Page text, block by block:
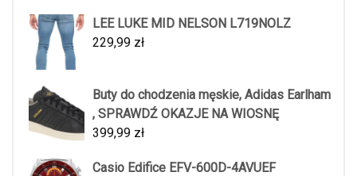
LEE LUKE MID NELSON L719NOLZ
229,99 zł
Buty do chodzenia męskie, Adidas Earlham
, SPRAWDŹ OKAZJE NA WIOSNĘ
399,99 zł
Casio Edifice EFV-600D-4AVUEF